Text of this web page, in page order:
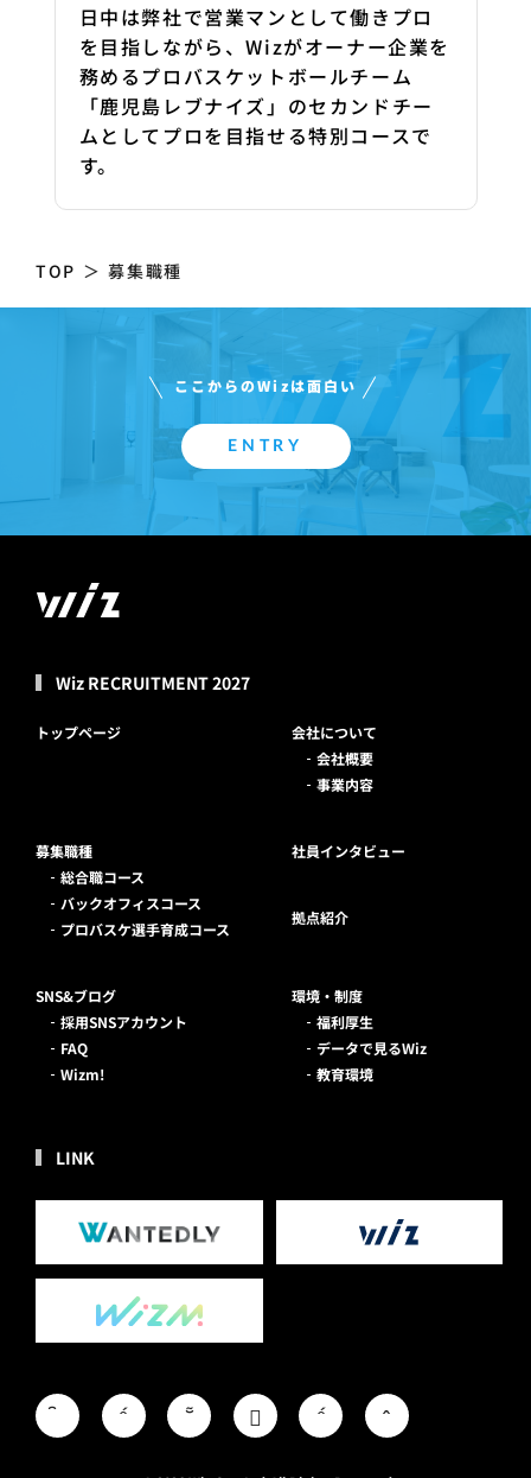
日中は弊社で営業マンとして働きプロ
を目指しながら、Wizがオーナー企業を
務めるプロバスケットボールチーム
「鹿児島レブナイズ」のセカンドチー
ムとしてプロを目指せる特別コースで
す。
TOP ＞ 募集職種
ここからのWizは面白い
ENTRY
Wiz RECRUITMENT 2027
トップページ
会社について
会社概要
事業内容
募集職種
総合職コース
バックオフィスコース
プロバスケ選手育成コース
社員インタビュー
拠点紹介
環境・制度
福利厚生
データで見るWiz
教育環境
SNS&ブログ
採用SNSアカウント
FAQ
Wizm!
LINK